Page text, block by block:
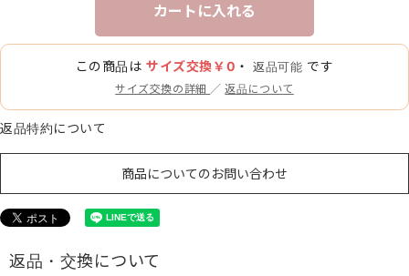
カートに入れる
この商品はサイズ交換￥0 ・返品可能 です
サイズ交換の詳細 ／返品について
返品特約について
商品についてのお問い合わせ
返品・交換について